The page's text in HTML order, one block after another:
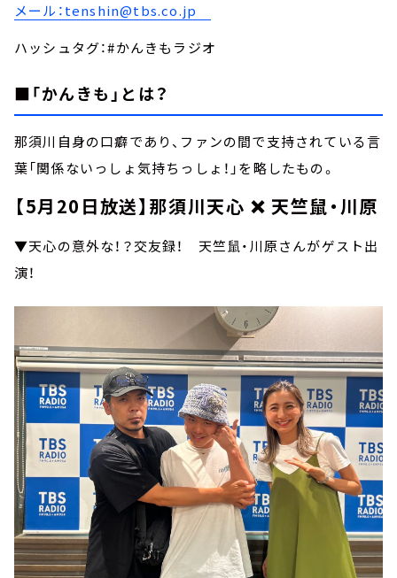
メール：tenshin@tbs.co.jp
ハッシュタグ：#かんきもラジオ
■「かんきも」とは？
那須川自身の口癖であり、ファンの間で支持されている言
葉「関係ないっしょ気持ちっしょ！」を略したもの。
【5月20日放送】那須川天心 ❌ 天竺鼠・川原
▼天心の意外な！？交友録！ 天竺鼠・川原さんがゲスト出
演！